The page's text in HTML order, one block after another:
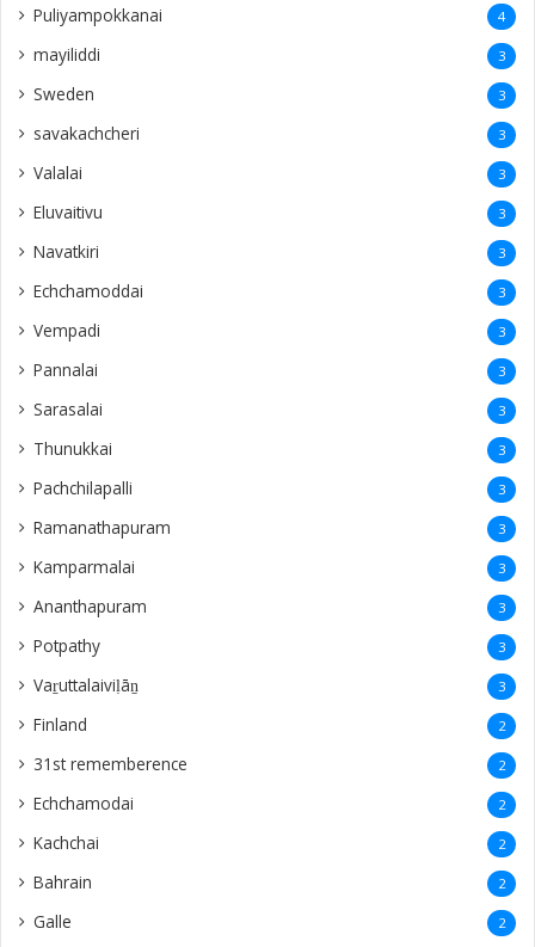
Puliyampokkanai 4
mayiliddi 3
Sweden 3
savakachcheri 3
Valalai 3
Eluvaitivu 3
Navatkiri 3
Echchamoddai 3
Vempadi 3
Pannalai 3
Sarasalai 3
Thunukkai 3
Pachchilapalli 3
Ramanathapuram 3
Kamparmalai 3
Ananthapuram 3
‎Potpathy 3
Vaṟuttalaiviḷāṉ 3
Finland 2
31st rememberence 2
Echchamodai 2
Kachchai 2
Bahrain 2
Galle 2